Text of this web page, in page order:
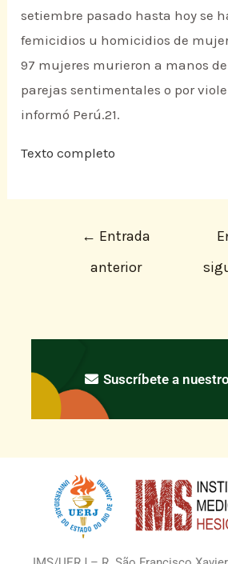
setiembre pasado hasta hoy se
femicidios u homicidios de
97 mujeres murieron a manos
parejas sentimentales o por
informó Perú.21.
Texto completo
← Entrada
anterior
Suscríbete a